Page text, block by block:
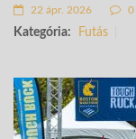
22 ápr. 2026 0
Kategória: Futás